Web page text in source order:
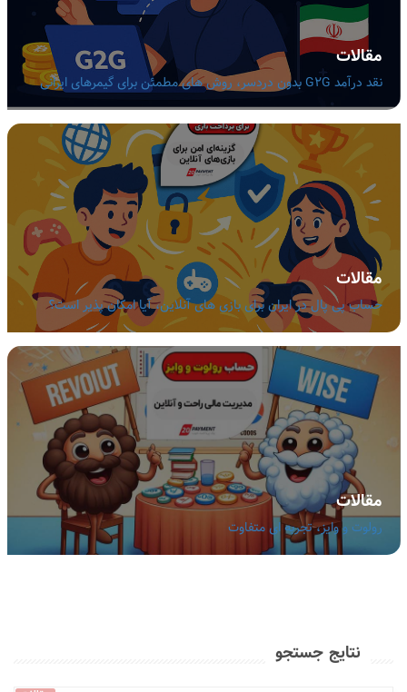
مقالات
نقد درآمد G2G بدون دردسر، روش های مطمئن برای گیمرهای ایرانی
مقالات
حساب پی پال در ایران برای بازی های آنلاین، آیا امکان پذیر است؟
مقالات
رولوت و وایز، تجربه ای متفاوت
نتایج جستجو